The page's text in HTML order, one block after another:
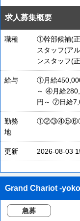
求人募集概要
職種
①幹部候補(
スタッフ(ア
ンスタッフ(
給与
①月給
～ ④月給
円～ ⑦日給
勤務
地
①②③④⑤⑥⑦神
更新 2026-08-03
Grand Chariot -
急募